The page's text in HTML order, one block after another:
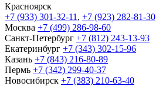
Красноярск
+7 (933) 301-32-11 , +7 (923) 282-81-30
Москва +7 (499) 286-98-60
Санкт-Петербург +7 (812) 243-13-93
Екатеринбург +7 (343) 302-15-96
Казань +7 (843) 216-80-89
Пермь +7 (342) 299-40-37
Новосибирск +7 (383) 210-63-40